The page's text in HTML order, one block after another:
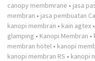
canopy membmrane • jasa
membran • jasa pembuatan
kanopi membran • kain agtex •
glamping • Kanopi Membran •
membran hotel • kanopi
kanopi membran RS • kanopi